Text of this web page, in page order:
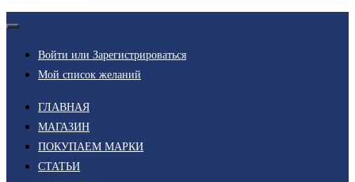
Войти или Зарегистрироваться
Мой список желаний
ГЛАВНАЯ
МАГАЗИН
ПОКУПАЕМ МАРКИ
СТАТЬИ